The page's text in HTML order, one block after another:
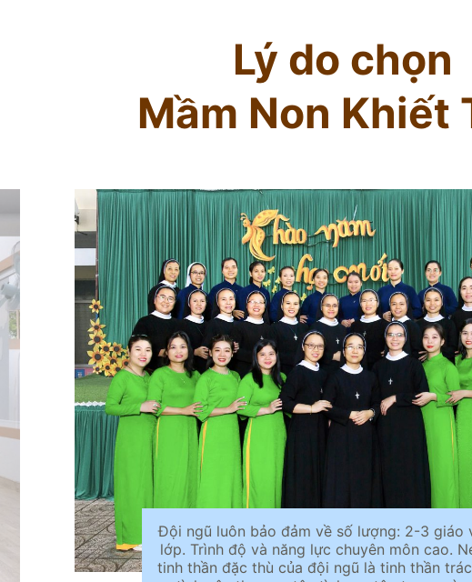
Lý do chọn
Mầm Non Khiết
Đội ngũ luôn bảo đảm về số lượng: 2-3 giáo
lớp. Trình độ và năng lực chuyên môn cao.
tinh thần đặc thù của đội ngũ là tinh thần